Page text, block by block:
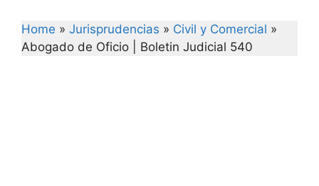
Home » Jurisprudencias » Civil y Comercial »
Abogado de Oficio | Boletin Judicial 540